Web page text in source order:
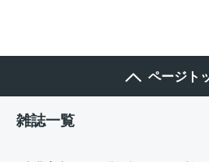
ページト
雑誌一覧